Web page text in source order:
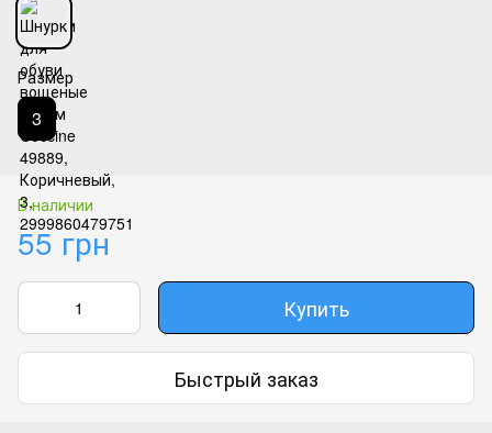
Размер
3
В наличии
55 грн
Купить
Быстрый заказ